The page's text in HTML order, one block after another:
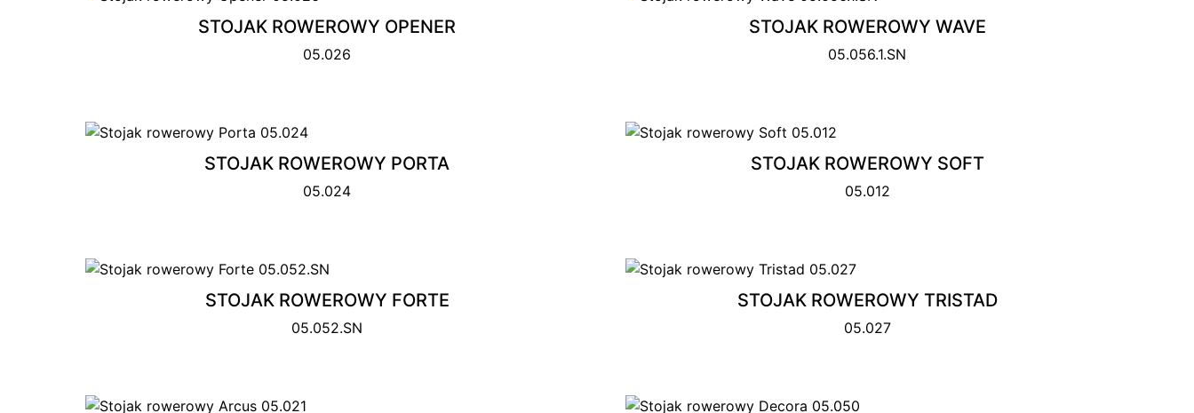
STOJAK ROWEROWY OPENER
05.026
STOJAK ROWEROWY WAVE
05.056.1.SN
STOJAK ROWEROWY PORTA
05.024
STOJAK ROWEROWY SOFT
05.012
STOJAK ROWEROWY FORTE
05.052.SN
STOJAK ROWEROWY TRISTAD
05.027